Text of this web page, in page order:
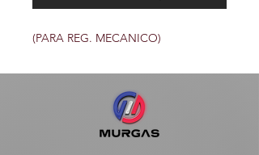
(PARA REG. MECANICO)